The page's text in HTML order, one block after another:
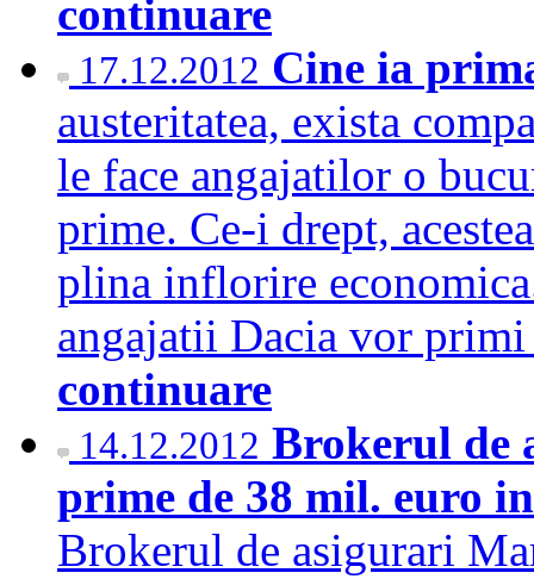
continuare
17.12.2012 Cine ia
austeritatea, exista
le face angajatilor o
prime. Ce-i drept,
plina inflorire
angajatii Dacia vor
continuare
14.12.2012 Brokerul de
prime de 38 mil. euro
Brokerul de asigurari